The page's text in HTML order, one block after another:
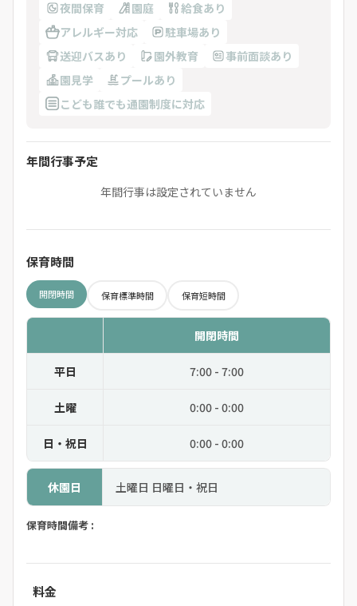
夜間保育
園庭
給食あり
アレルギー対応
駐車場あり
送迎バスあり
園外教育
事前面談あり
園見学
プールあり
こども誰でも通園制度に対応
年間行事予定
年間行事は設定されていません
保育時間
開閉時間 保育標準時間 保育短時間
開閉時間
平日 7:00 - 7:00
土曜 0:00 - 0:00
日・祝日 0:00 - 0:00
休園日 土曜日 日曜日・祝日
保育時間備考 :
料金